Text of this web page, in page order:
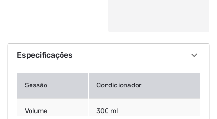
Especificações
Sessão Condicionador
Volume
300 ml